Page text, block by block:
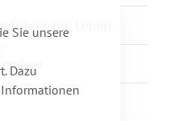
Sie unsere
Dazu
ins Leben